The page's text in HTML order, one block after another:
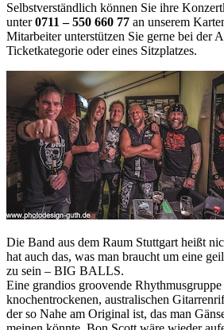
Selbstverständlich können Sie ihre
unter0711 – 550 660 77 an unserem
Mitarbeiter unterstützen Sie gerne bei der
Ticketkategorie oder eines Sitzplatzes.
Die Band aus dem Raum Stuttgart heißt
hat auch das, was man braucht um eine
zu sein – BIG BALLS.
Eine grandios groovende
knochentrockenen, australischen
der so Nahe am Original ist, das man